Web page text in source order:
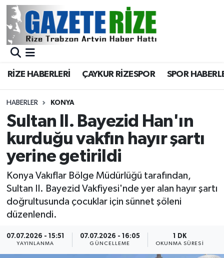
RİZE HABERLERİ ÇAYKUR RİZESPOR SPOR
HABERLER KONYA
Sultan II. Bayezid Han'ın
kurduğu vakfın hayır şartı
yerine getirildi
Konya Vakıflar Bölge Müdürlüğü tarafından,
Sultan II. Bayezid Vakfiyesi'nde yer alan hayır şartı
doğrultusunda çocuklar için sünnet şöleni
düzenlendi.
07.07.2026 - 15:51
YAYINLANMA
07.07.2026 - 16:05
GÜNCELLEME
1 DK
OKUNMA SÜRESI
BÖLGEMİZ
Asayiş
Rize Jandarma Komutanlığı
Bilim Teknoloji
Advertising news
Canlı Maç
ÇEVRE
Merkez Nöbetçi Eczaneler
Merkez Trafik Yoğunluk Haritası
Süper Lig Puan Durumu ve Fikstür
Tüm Manşetler
Son Dakika Haberleri
Haber Arşivi